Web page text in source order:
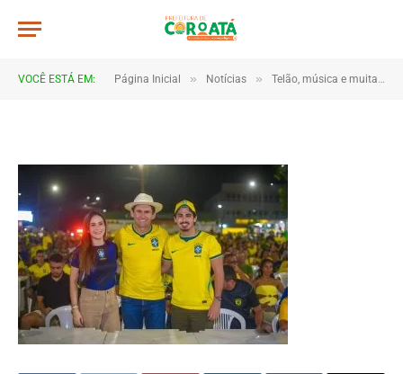
VOCÊ ESTÁ EM: Página Inicial » Notícias » Telão, música e muita torcida marcam estreia do Brasil em Coroatá
JWR_5193